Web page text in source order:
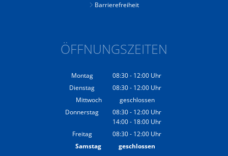
Barrierefreiheit
ÖFFNUNGSZEITEN
Montag 08:30- 12:00 Uhr
Von 08:30 bis 12:00 Uhr
Dienstag 08:30- 12:00 Uhr
Von 08:30 bis 12:00 Uhr
Mittwoch
geschlossen
Donnerstag
08:30- 12:00 Uhr
Von 08:30 bis 12:00 Uhr
14:00- 18:00 Uhr
Von 14:00 bis 18:00 Uhr
Freitag 08:30- 12:00 Uhr
Von 08:30 bis 12:00 Uhr
Samstag
geschlossen